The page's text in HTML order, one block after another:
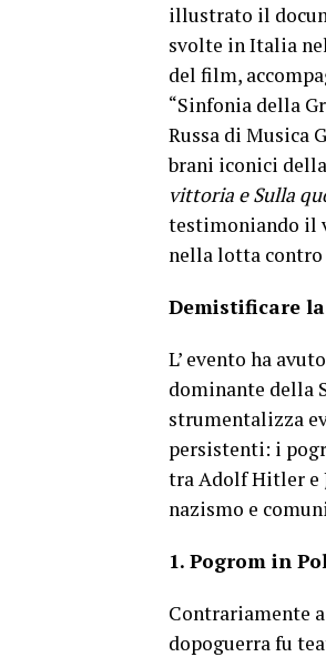
illustrato il
svolte in Italia
del film,
“Sinfonia della
Russa di Musica
brani iconici
vittoria e Sulla
testimoniando il
nella lotta
Demistificare
L’ evento ha
dominante della
strumentalizza
persistenti: i
tra Adolf Hitler e
nazismo e
1. Pogrom in
Contrariamente
dopoguerra fu